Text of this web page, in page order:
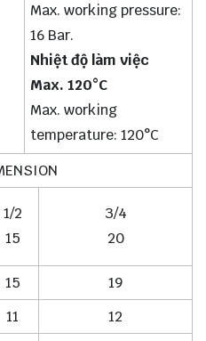
Max. working pressure:
16 Bar.
Nhiệt độ làm việc
Max. 120°C
Max. working
temperature: 120°C
1/2
15
3/4
20
15
19
11 12